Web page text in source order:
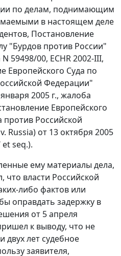
по делам, поднимающим
в настоящем деле
Постановление
"Бурдов против России"
59498/00, ECHR 2002-III,
Европейского Суда по
Федерации"
2005 г., жалоба
Европейского
против Российской
Russia) от 13 октября 2005
et seq.).
ему материалы дела,
что власти Российской
либо фактов или
оправдать задержку в
от 5 апреля
к выводу, что не
двух лет судебное
заявителя,